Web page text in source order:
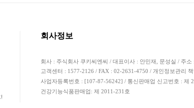
회사정보
회사 : 주식회사 쿠키씨엔씨 / 대표이사 : 안민재, 문성실 / 주
고객센터 : 1577-2126 / FAX : 02-2631-4750 / 개인정보관리
사업자등록번호 : [107-87-56242] / 통신판매업 신고번호 : 제
건강기능식품판매업: 제 2011-231호